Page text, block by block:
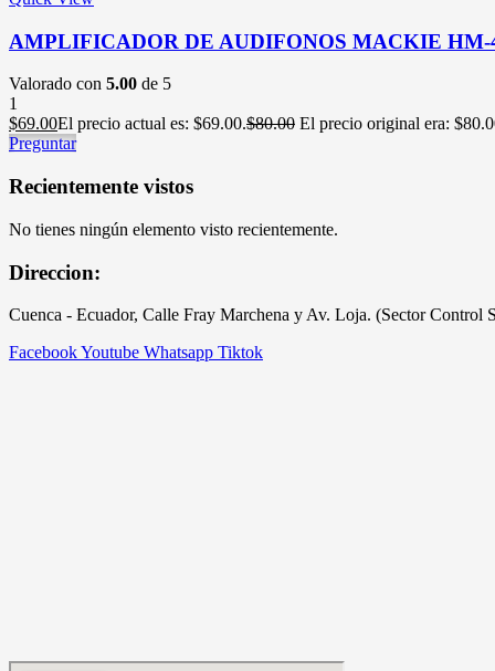
AMPLIFICADOR DE AUDIFONOS MACKIE HM-
Valorado con 5.00 de 5
1
$69.00El precio actual es: $69.00.$80.00 El precio original era:
Preguntar
Recientemente vistos
No tienes ningún elemento visto recientemente.
Direccion:
Cuenca - Ecuador, Calle Fray Marchena y Av. Loja. (Sector Control
FacebookYoutube Whatsapp Tiktok